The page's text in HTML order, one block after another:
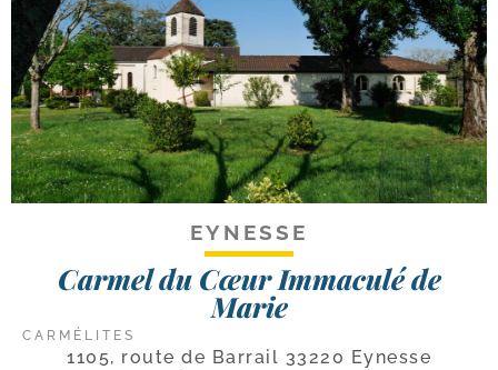
EYNESSE
Carmel du Cœur Immaculé de
Marie
CARMÉLITES
1105, route de Barrail 33220 Eynesse